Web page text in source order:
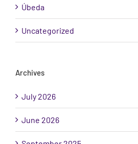
Úbeda
Uncategorized
Archives
July 2026
June 2026